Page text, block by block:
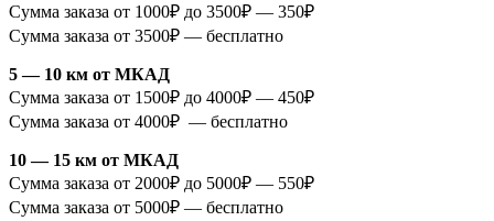
Сумма заказа от 1000₽ до 3500₽ — 350₽
Сумма заказа от 3500₽ — бесплатно
5 — 10 км от МКАД
Сумма заказа от 1500₽ до 4000₽ — 450₽
Сумма заказа от 4000₽ — бесплатно
10 — 15 км от МКАД
Сумма заказа от 2000₽ до 5000₽ — 550₽
Сумма заказа от 5000₽ — бесплатно